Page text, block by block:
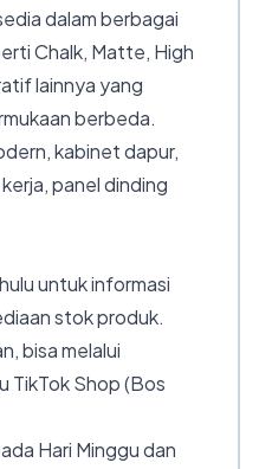
dalam berbagai
Chalk, Matte, High
lainnya yang
berbeda.
kabinet dapur,
panel dinding
untuk informasi
stok produk.
bisa melalui
TikTok Shop (Bos
Hari Minggu dan